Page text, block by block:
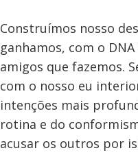
Construímos nosso
ganhamos, com o
amigos que fazemos.
com o nosso eu
intenções mais
rotina e do
acusar os outros por